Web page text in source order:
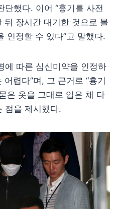
단했다. 이어 “흉기를 사전
뒤 장시간 대기한 것으로 볼
인정할 수 있다”고 말했다.
에 따른 심신미약을 인정하
렵다”며, 그 근거로 “흉기
은 옷을 그대로 입은 채 다
점을 제시했다.